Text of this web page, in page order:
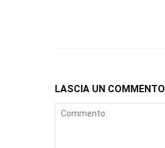
LASCIA UN COMMENTO